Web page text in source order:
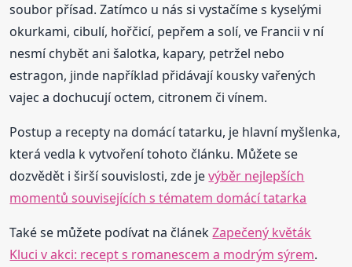
soubor přísad. Zatímco u nás si vystačíme s kyselými
okurkami, cibulí, hořčicí, pepřem a solí, ve Francii v ní
nesmí chybět ani šalotka, kapary, petržel nebo
estragon, jinde například přidávají kousky vařených
vajec a dochucují octem, citronem či vínem.
Postup a recepty na domácí tatarku, je hlavní myšlenka,
která vedla k vytvoření tohoto článku. Můžete se
dozvědět i širší souvislosti, zde jevýběr nejlepších
momentů souvisejících s tématem domácí tatarka
Také se můžete podívat na článekZapečený květák
Kluci v akci: recept s romanescem a modrým sýrem.